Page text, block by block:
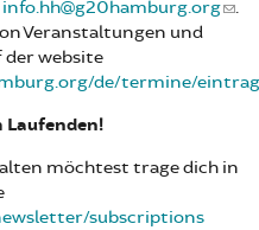
info.hh@g20hamburg.org
.
Veranstaltungen und
website
de/termine/
Laufenden!
möchtest trage dich in
subscriptions